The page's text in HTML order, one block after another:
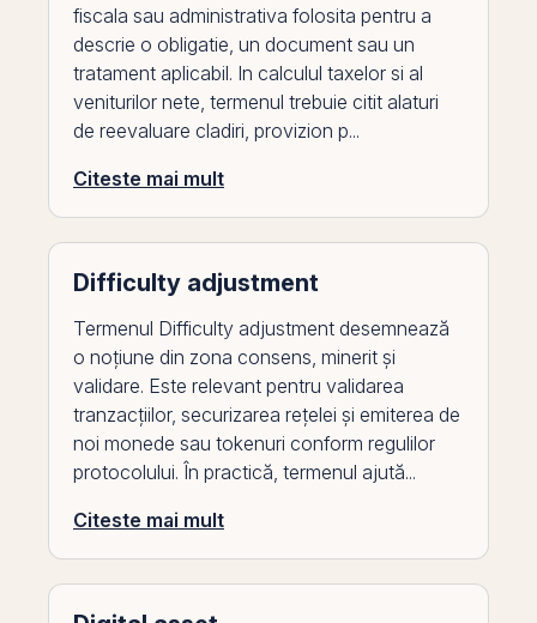
fiscala sau administrativa folosita pentru a
descrie o obligatie, un document sau un
tratament aplicabil. In calculul taxelor si al
veniturilor nete, termenul trebuie citit alaturi
de reevaluare cladiri, provizion p...
Citeste mai mult
Difficulty adjustment
Termenul Difficulty adjustment desemnează
o noțiune din zona consens, minerit și
validare. Este relevant pentru validarea
tranzacțiilor, securizarea rețelei și emiterea de
noi monede sau tokenuri conform regulilor
protocolului. În practică, termenul ajută...
Citeste mai mult